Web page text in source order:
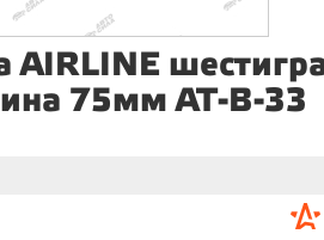
AIRLINE
75мм AT-B-33